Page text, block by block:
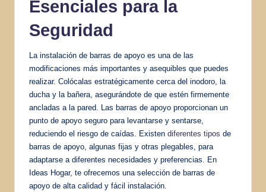
Esenciales para la
Seguridad
La instalación de barras de apoyo es una de las
modificaciones más importantes y asequibles que puedes
realizar. Colócalas estratégicamente cerca del inodoro, la
ducha y la bañera, asegurándote de que estén firmemente
ancladas a la pared. Las barras de apoyo proporcionan un
punto de apoyo seguro para levantarse y sentarse,
reduciendo el riesgo de caídas. Existen diferentes tipos de
barras de apoyo, algunas fijas y otras plegables, para
adaptarse a diferentes necesidades y preferencias. En
Ideas Hogar, te ofrecemos una selección de barras de
apoyo de alta calidad y fácil instalación.